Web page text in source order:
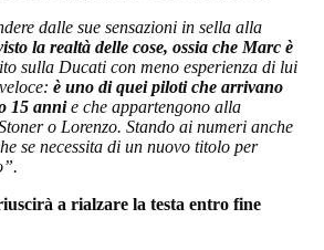
dalle sue sensazioni in sella alla
la realtà delle cose, ossia che Marc è
sulla Ducati con meno esperienza di lui
è uno di quei piloti che arrivano
15 annie che appartengono alla
o Lorenzo. Stando ai numeri anche
se necessita di un nuovo titolo per
a rialzare la testa entro fine